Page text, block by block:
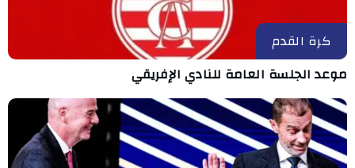
كرة القدم
موعد الجلسة العامة للنادي الإفريقي